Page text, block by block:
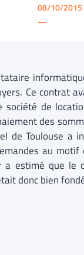
08/10/2015
—
Ce contrat
de
des
de Toulouse
au motif
a estimé que le
donc bien